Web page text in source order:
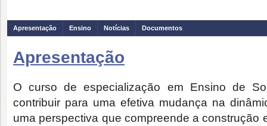
Apresentação Ensino Notícias Documentos
Apresentação
O curso deespecialização em Ensino de
contribuir para uma efetiva mudança na
uma perspectiva que compreende a construção